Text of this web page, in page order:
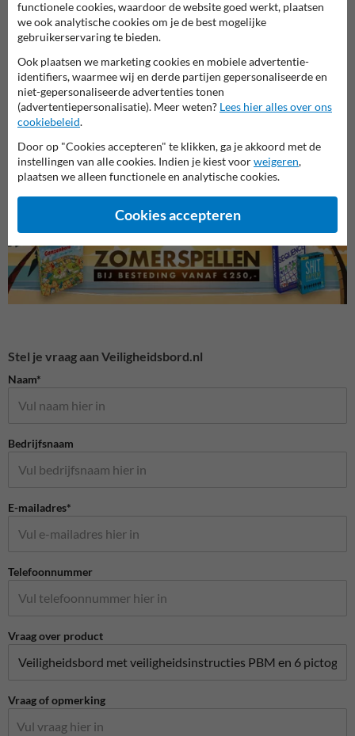
Bouwplaats borden
terrein
Stel je vraag aan Veiligheidsbord.nl
Naam*
Bedrijfsnaam
E-mailadres*
Telefoonnummer
Vraag over product
Vraag of opmerking
functionele cookies, waardoor de website goed werkt, plaatsen
we ook analytische cookies om je de best mogelijke
gebruikerservaring te bieden.
Ook plaatsen we marketing cookies en mobiele advertentie-
identifiers, waarmee wij en derde partijen gepersonaliseerde en
niet-gepersonaliseerde advertenties tonen
(advertentiepersonalisatie). Meer weten? Lees hier alles over ons
cookiebeleid.
Door op "Cookies accepteren" te klikken, ga je akkoord met de
instellingen van alle cookies. Indien je kiest voorweigeren,
plaatsen we alleen functionele en analytische cookies.
Cookies accepteren